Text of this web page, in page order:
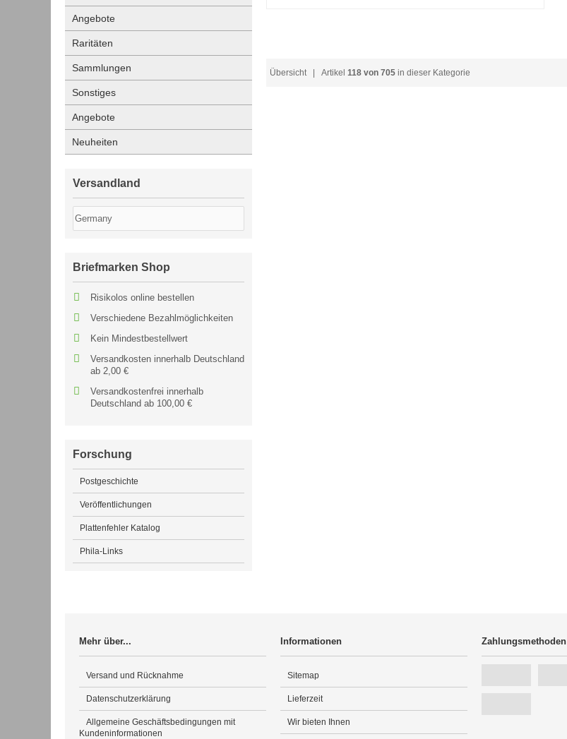
Übersicht | Artikel 118 von 705 in dieser Kategorie
Angebote
Raritäten
Sammlungen
Sonstiges
Angebote
Neuheiten
Versandland
Briefmarken Shop
Risikolos online bestellen
Verschiedene Bezahlmöglichkeiten
Kein Mindestbestellwert
Versandkosten innerhalb Deutschland
ab 2,00 €
Versandkostenfrei innerhalb
Deutschland ab 100,00 €
Forschung
Postgeschichte
Veröffentlichungen
Plattenfehler Katalog
Phila-Links
Mehr über...
Versand und Rücknahme
Datenschutzerklärung
Allgemeine Geschäftsbedingungen mit
Kundeninformationen
Informationen
Sitemap
Lieferzeit
Wir bieten Ihnen
Zahlungsmethoden